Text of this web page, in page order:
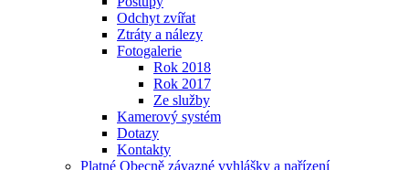
Odchyt zvířat
Ztráty a nálezy
Fotogalerie
Rok 2018
Rok 2017
Ze služby
Kamerový systém
Dotazy
Kontakty
Platné Obecně závazné vyhlášky a nařízení